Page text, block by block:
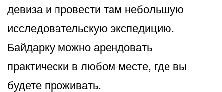
девиза и провести там небольшую
исследовательскую экспедицию.
Байдарку можно арендовать
практически в любом месте, где вы
будете проживать.